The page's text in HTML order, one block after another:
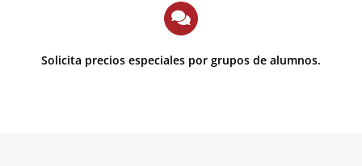
Solicita precios especiales por grupos de alumnos.